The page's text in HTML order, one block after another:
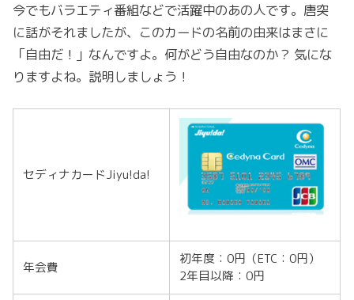
今でもバラエティ番組などで活躍中のあの人です。唐突
に話がそれましたが、このカードの名前の由来はまさに
「自由だ！」なんですよ。何がどう自由なのか？ 気にな
りますよね。説明しましょう！
セディナカードJiyu!da!
年会費
初年度：0円（ETC：0円）
2年目以降：0円